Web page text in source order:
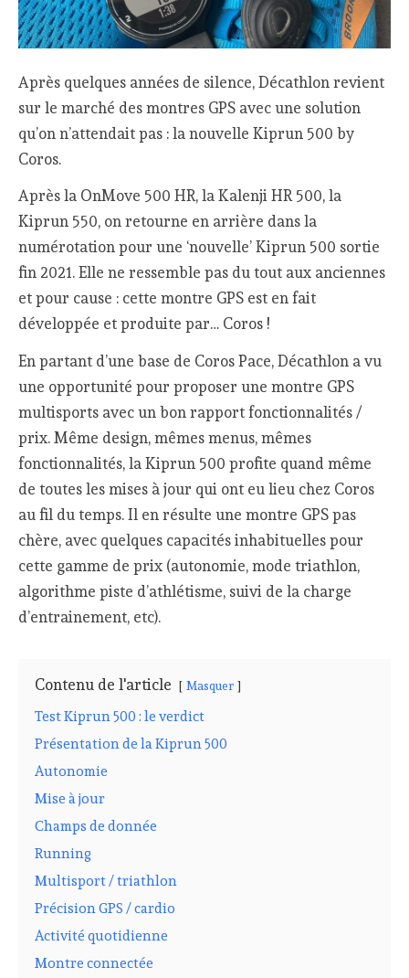
Après quelques années de silence, Décathlon revient
sur le marché des montres GPS avec une solution
qu’on n’attendait pas : la nouvelle Kiprun 500 by
Coros.
Après la OnMove 500 HR, la Kalenji HR 500, la
Kiprun 550, on retourne en arrière dans la
numérotation pour une ‘nouvelle’ Kiprun 500 sortie
fin 2021. Elle ne ressemble pas du tout aux anciennes
et pour cause : cette montre GPS est en fait
développée et produite par… Coros !
En partant d’une base de Coros Pace, Décathlon a vu
une opportunité pour proposer une montre GPS
multisports avec un bon rapport fonctionnalités /
prix. Même design, mêmes menus, mêmes
fonctionnalités, la Kiprun 500 profite quand même
de toutes les mises à jour qui ont eu lieu chez Coros
au fil du temps. Il en résulte une montre GPS pas
chère, avec quelques capacités inhabituelles pour
cette gamme de prix (autonomie, mode triathlon,
algorithme piste d’athlétisme, suivi de la charge
d’entrainement, etc).
Contenu de l'article Masquer
Test Kiprun 500 : le verdict
Présentation de la Kiprun 500
Autonomie
Mise à jour
Champs de donnée
Running
Multisport / triathlon
Précision GPS / cardio
Activité quotidienne
Montre connectée